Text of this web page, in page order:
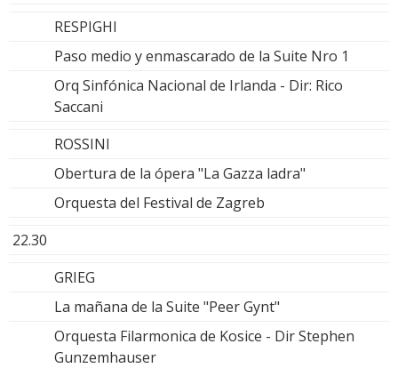
RESPIGHI
Paso medio y enmascarado de la Suite Nro 1
Orq Sinfónica Nacional de Irlanda - Dir: Rico
Saccani
ROSSINI
Obertura de la ópera "La Gazza ladra"
Orquesta del Festival de Zagreb
22.30
GRIEG
La mañana de la Suite "Peer Gynt"
Orquesta Filarmonica de Kosice - Dir Stephen
Gunzemhauser